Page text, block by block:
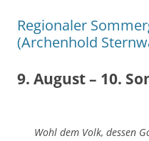
Regionaler
(Archenhold
9. August – 10.
Wohl dem Volk, dessen